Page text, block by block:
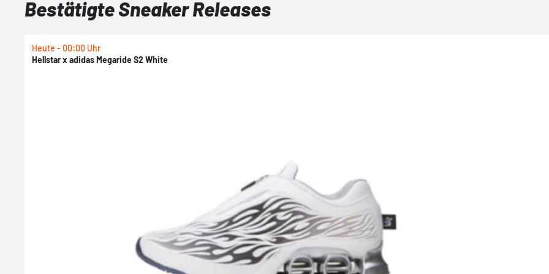
Bestätigte Sneaker Releases
Heute - 00:00 Uhr
Hellstar x adidas Megaride S2 White